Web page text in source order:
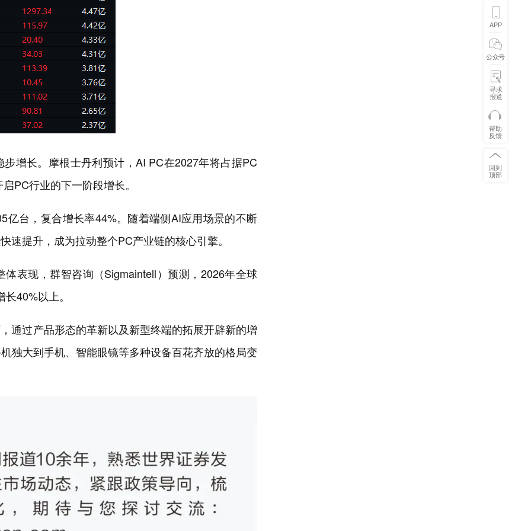
增长。摩根士丹利预计，AI PC在2027年将占据PC
PC行业的下一阶段增长。
亿台，复合增长率44%。随着端侧AI应用场景的不断
提升，成为拉动整个PC产业链的核心引擎。
表现，群智咨询（Sigmaintell）预测，2026年全球
40%以上。
通过产品形态的革新以及新型终端的拓展开辟新的增
独大到手机、智能眼镜等多种设备百花齐放的格局变
APP
公众号
寻求
报道
帮助
反馈
回到
顶部